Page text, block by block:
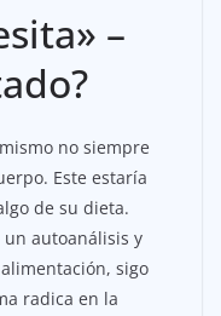
–
no siempre
Este estaría
de su dieta.
autoanálisis y
sigo
radica en la